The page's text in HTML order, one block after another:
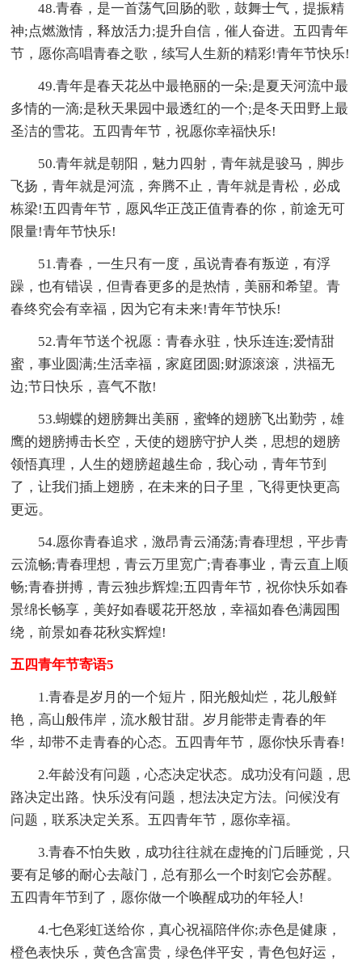
48.青春，是一首荡气回肠的歌，鼓舞士气，提振精
神;点燃激情，释放活力;提升自信，催人奋进。五四青年
节，愿你高唱青春之歌，续写人生新的精彩!青年节快乐!
49.青年是春天花丛中最艳丽的一朵;是夏天河流中最
多情的一滴;是秋天果园中最透红的一个;是冬天田野上最
圣洁的雪花。五四青年节，祝愿你幸福快乐!
50.青年就是朝阳，魅力四射，青年就是骏马，脚步
飞扬，青年就是河流，奔腾不止，青年就是青松，必成
栋梁!五四青年节，愿风华正茂正值青春的你，前途无可
限量!青年节快乐!
51.青春，一生只有一度，虽说青春有叛逆，有浮
躁，也有错误，但青春更多的是热情，美丽和希望。青
春终究会有幸福，因为它有未来!青年节快乐!
52.青年节送个祝愿：青春永驻，快乐连连;爱情甜
蜜，事业圆满;生活幸福，家庭团圆;财源滚滚，洪福无
边;节日快乐，喜气不散!
53.蝴蝶的翅膀舞出美丽，蜜蜂的翅膀飞出勤劳，雄
鹰的翅膀搏击长空，天使的翅膀守护人类，思想的翅膀
领悟真理，人生的翅膀超越生命，我心动，青年节到
了，让我们插上翅膀，在未来的日子里，飞得更快更高
更远。
54.愿你青春追求，激昂青云涌荡;青春理想，平步青
云流畅;青春理想，青云万里宽广;青春事业，青云直上顺
畅;青春拼搏，青云独步辉煌;五四青年节，祝你快乐如春
景绵长畅享，美好如春暖花开怒放，幸福如春色满园围
绕，前景如春花秋实辉煌!
五四青年节寄语5
1.青春是岁月的一个短片，阳光般灿烂，花儿般鲜
艳，高山般伟岸，流水般甘甜。岁月能带走青春的年
华，却带不走青春的心态。五四青年节，愿你快乐青春!
2.年龄没有问题，心态决定状态。成功没有问题，思
路决定出路。快乐没有问题，想法决定方法。问候没有
问题，联系决定关系。五四青年节，愿你幸福。
3.青春不怕失败，成功往往就在虚掩的门后睡觉，只
要有足够的耐心去敲门，总有那么一个时刻它会苏醒。
五四青年节到了，愿你做一个唤醒成功的年轻人!
4.七色彩虹送给你，真心祝福陪伴你;赤色是健康，
橙色表快乐，黄色含富贵，绿色伴平安，青色包好运，